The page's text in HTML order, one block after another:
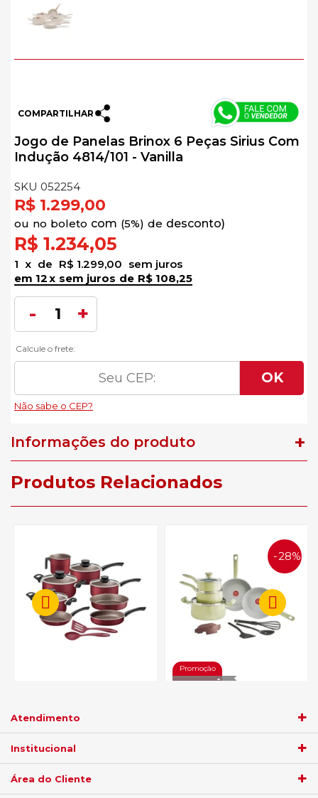
COMPARTILHAR
Jogo de Panelas Brinox 6 Peças Sirius Com
Indução 4814/101 - Vanilla
SKU 052254
R$ 1.299,00
1 x de R$ 1.299,00 sem juros
12x de R$ 108,25
sem juros
R$ 1.234,05
de
5%)
no boleto
Informações do produto
Produtos Relacionados
28599/727
R$ 759,05
no boleto
R$ 799,00
28%
OFF
Atendimento
Institucional
Área do Cliente